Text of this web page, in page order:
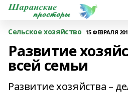
Сельское хозяйство 15 ФЕВРАЛЯ
Развитие
всей семьи
Развитие хозяйства –